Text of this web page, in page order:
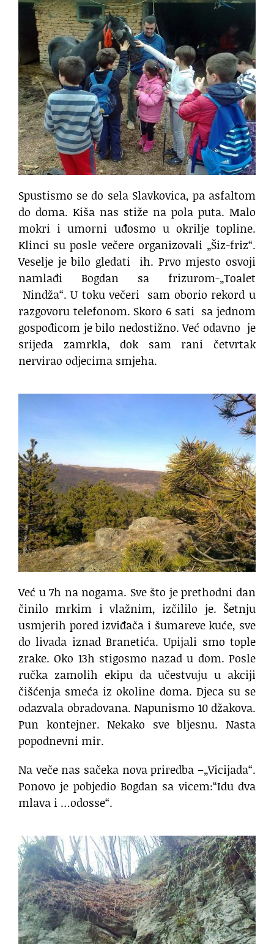
Spustismo se do sela Slavkovica, pa asfaltom
do doma. Kiša nas stiže na pola puta. Malo
mokri i umorni uđosmo u okrilje topline.
Klinci su posle večere organizovali „Šiz-friz“.
Veselje je bilo gledati
ih. Prvo mjesto osvoji
namlađi Bogdan sa frizurom-„Toalet
Nindža“. U toku večeri sam oborio rekord u
razgovoru telefonom. Skoro 6 sati sa jednom
gospođicom je bilo nedostižno. Već odavno je
srijeda zamrkla, dok sam rani četvrtak
nervirao odjecima smjeha.
Već u 7h na nogama. Sve što je prethodni dan
činilo mrkim i vlažnim, izčililo je. Šetnju
usmjerih pored izviđača i šumareve kuće, sve
do livada iznad Branetića. Upijali smo tople
zrake. Oko 13h stigosmo nazad u dom. Posle
ručka zamolih ekipu da učestvuju u akciji
čišćenja smeća iz okoline doma. Djeca su se
odazvala obradovana. Napunismo 10 džakova.
Pun kontejner. Nekako sve bljesnu. Nasta
popodnevni mir.
Na veče nas sačeka nova priredba –„Vicijada“.
Ponovo je pobjedio Bogdan sa vicem:“Idu dva
mlava i …odosse“.